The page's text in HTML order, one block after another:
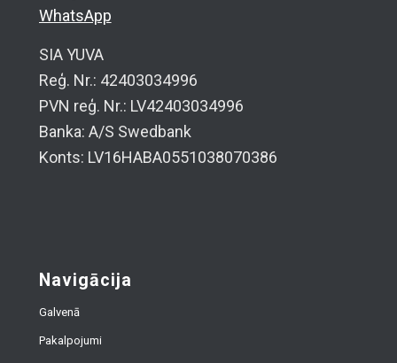
WhatsApp
SIA YUVA
Reģ. Nr.: 42403034996
PVN reģ. Nr.: LV42403034996
Banka: A/S Swedbank
Konts: LV16HABA0551038070386
Navigācija
Galvenā
Pakalpojumi